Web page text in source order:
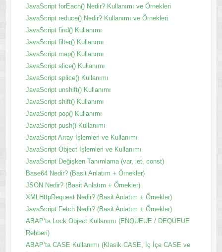
JavaScript forEach() Nedir? Kullanımı ve Örnekleri
JavaScript reduce() Nedir? Kullanımı ve Örnekleri
JavaScript find() Kullanımı
JavaScript filter() Kullanımı
JavaScript map() Kullanımı
JavaScript slice() Kullanımı
JavaScript splice() Kullanımı
JavaScript unshift() Kullanımı
JavaScript shift() Kullanımı
JavaScript pop() Kullanımı
JavaScript push() Kullanımı
JavaScript Array İşlemleri ve Kullanımı
JavaScript Object İşlemleri ve Kullanımı
JavaScript Değişken Tanımlama (var, let, const)
Base64 Nedir? (Basit Anlatım + Örnekler)
JSON Nedir? (Basit Anlatım + Örnekler)
XMLHttpRequest Nedir? (Basit Anlatım + Örnekler)
JavaScript Fetch Nedir? (Basit Anlatım + Örnekler)
ABAP’ta Lock Object Kullanımı (ENQUEUE / DEQUEUE
Rehberi)
ABAP’ta CASE Kullanımı (Klasik CASE, İç İçe CASE ve